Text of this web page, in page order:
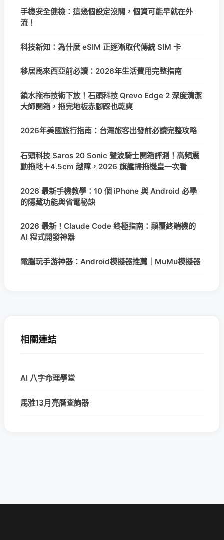
手機安全健檢：這幾個設定沒關，個資可能早就在外
流！
科技新知：為什麼 eSIM 正逐漸取代傳統 SIM 卡
移居馬來西亞前必讀：2026年生活費用完整指南
鎖水拖布技術下放！石頭科技 Qrevo Edge 2 深度清潔
大師開箱，拖完地板赤腳踩也乾爽
2026年美國旅行指南：台灣旅客出發前必讀完整攻略
石頭科技 Saros 20 Sonic 聲波騎士開箱評測！高頻震
動拖地＋4.5cm 越障，2026 旗艦掃拖機皇一次看
2026 最新手機教學：10 個 iPhone 與 Android 必學
的隱藏功能與省電秘訣
2026 最新！Claude Code 終極指南：顛覆終端機的
AI 程式開發神器
電腦玩手游神器：Android模擬器推薦｜MuMu模擬器
相關連結
AI 八字命理學堂
馬雅13月亮曆查詢器